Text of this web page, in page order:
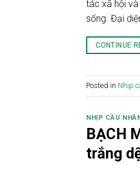
tác xã hội và
sống. Đại
CONTINUE
Posted in Nhịp
NHỊP CẦU
BẠCH
trắng